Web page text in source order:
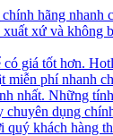
hãng nhanh
xứ và không
giá tốt hơn.
phí nhanh
nhất. Những
dụng
quý khách hàng